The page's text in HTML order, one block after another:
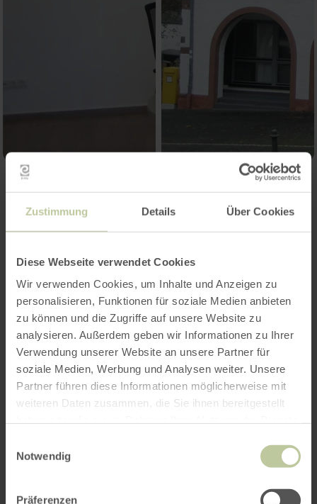
Zustimmung Details Über Cookies
Diese Webseite verwendet Cookies
Wir verwenden Cookies, um Inhalte und Anzeigen zu
personalisieren, Funktionen für soziale Medien anbieten
zu können und die Zugriffe auf unsere Website zu
analysieren. Außerdem geben wir Informationen zu Ihrer
Verwendung unserer Website an unsere Partner für
soziale Medien, Werbung und Analysen weiter. Unsere
Partner führen diese Informationen möglicherweise mit
weiteren Daten zusammen, die Sie ihnen bereitgestellt
Notwendig
Präferenzen
Reisen-Für-Alle
Informationen
Kognitive Beeinträchtigung
Hörbehinderte / Gehörlose
Sehbehinderte / Blinde
Mobilitätseingeschränkt
Zertifiziert